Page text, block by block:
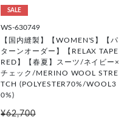
SALE
WS-630749
【国内縫製】【WOMEN'S】【パ
ターンオーダー】【RELAX TAPE
RED】【春夏】スーツ/ネイビー×
チェック/MERINO WOOL STRE
TCH (POLYESTER70%/WOOL3
0%)
¥62,700